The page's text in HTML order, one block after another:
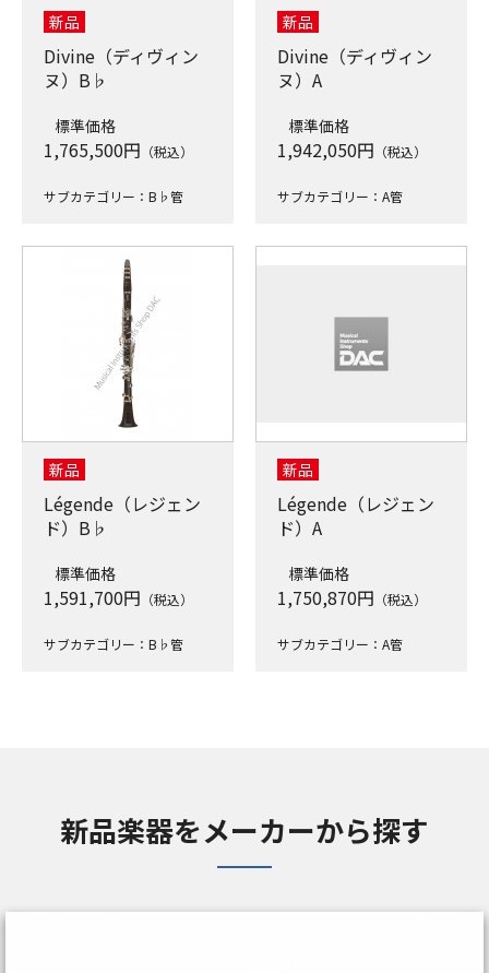
新品
Divine（ディヴィン
ヌ）B♭
標準価格
1,765,500円 （税込）
サブカテゴリー：B♭管
新品
Divine（ディヴィン
ヌ）A
標準価格
1,942,050円 （税込）
サブカテゴリー：A管
新品
Légende（レジェン
ド）B♭
標準価格
1,591,700円 （税込）
サブカテゴリー：B♭管
新品
Légende（レジェン
ド）A
標準価格
1,750,870円 （税込）
サブカテゴリー：A管
新品楽器をメーカーから探す